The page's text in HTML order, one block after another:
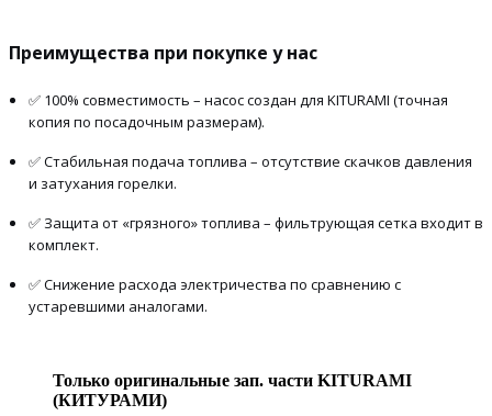
Преимущества при покупке у нас
✅ 100% совместимость – насос создан для KITURAMI (точная
копия по посадочным размерам).
✅ Стабильная подача топлива – отсутствие скачков давления
и затухания горелки.
✅ Защита от «грязного» топлива – фильтрующая сетка входит в
комплект.
✅ Снижение расхода электричества по сравнению с
устаревшими аналогами.
Только оригинальные зап. части KITURAMI
(КИТУРАМИ)